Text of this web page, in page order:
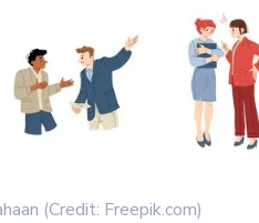
(Credit: Freepik.com)